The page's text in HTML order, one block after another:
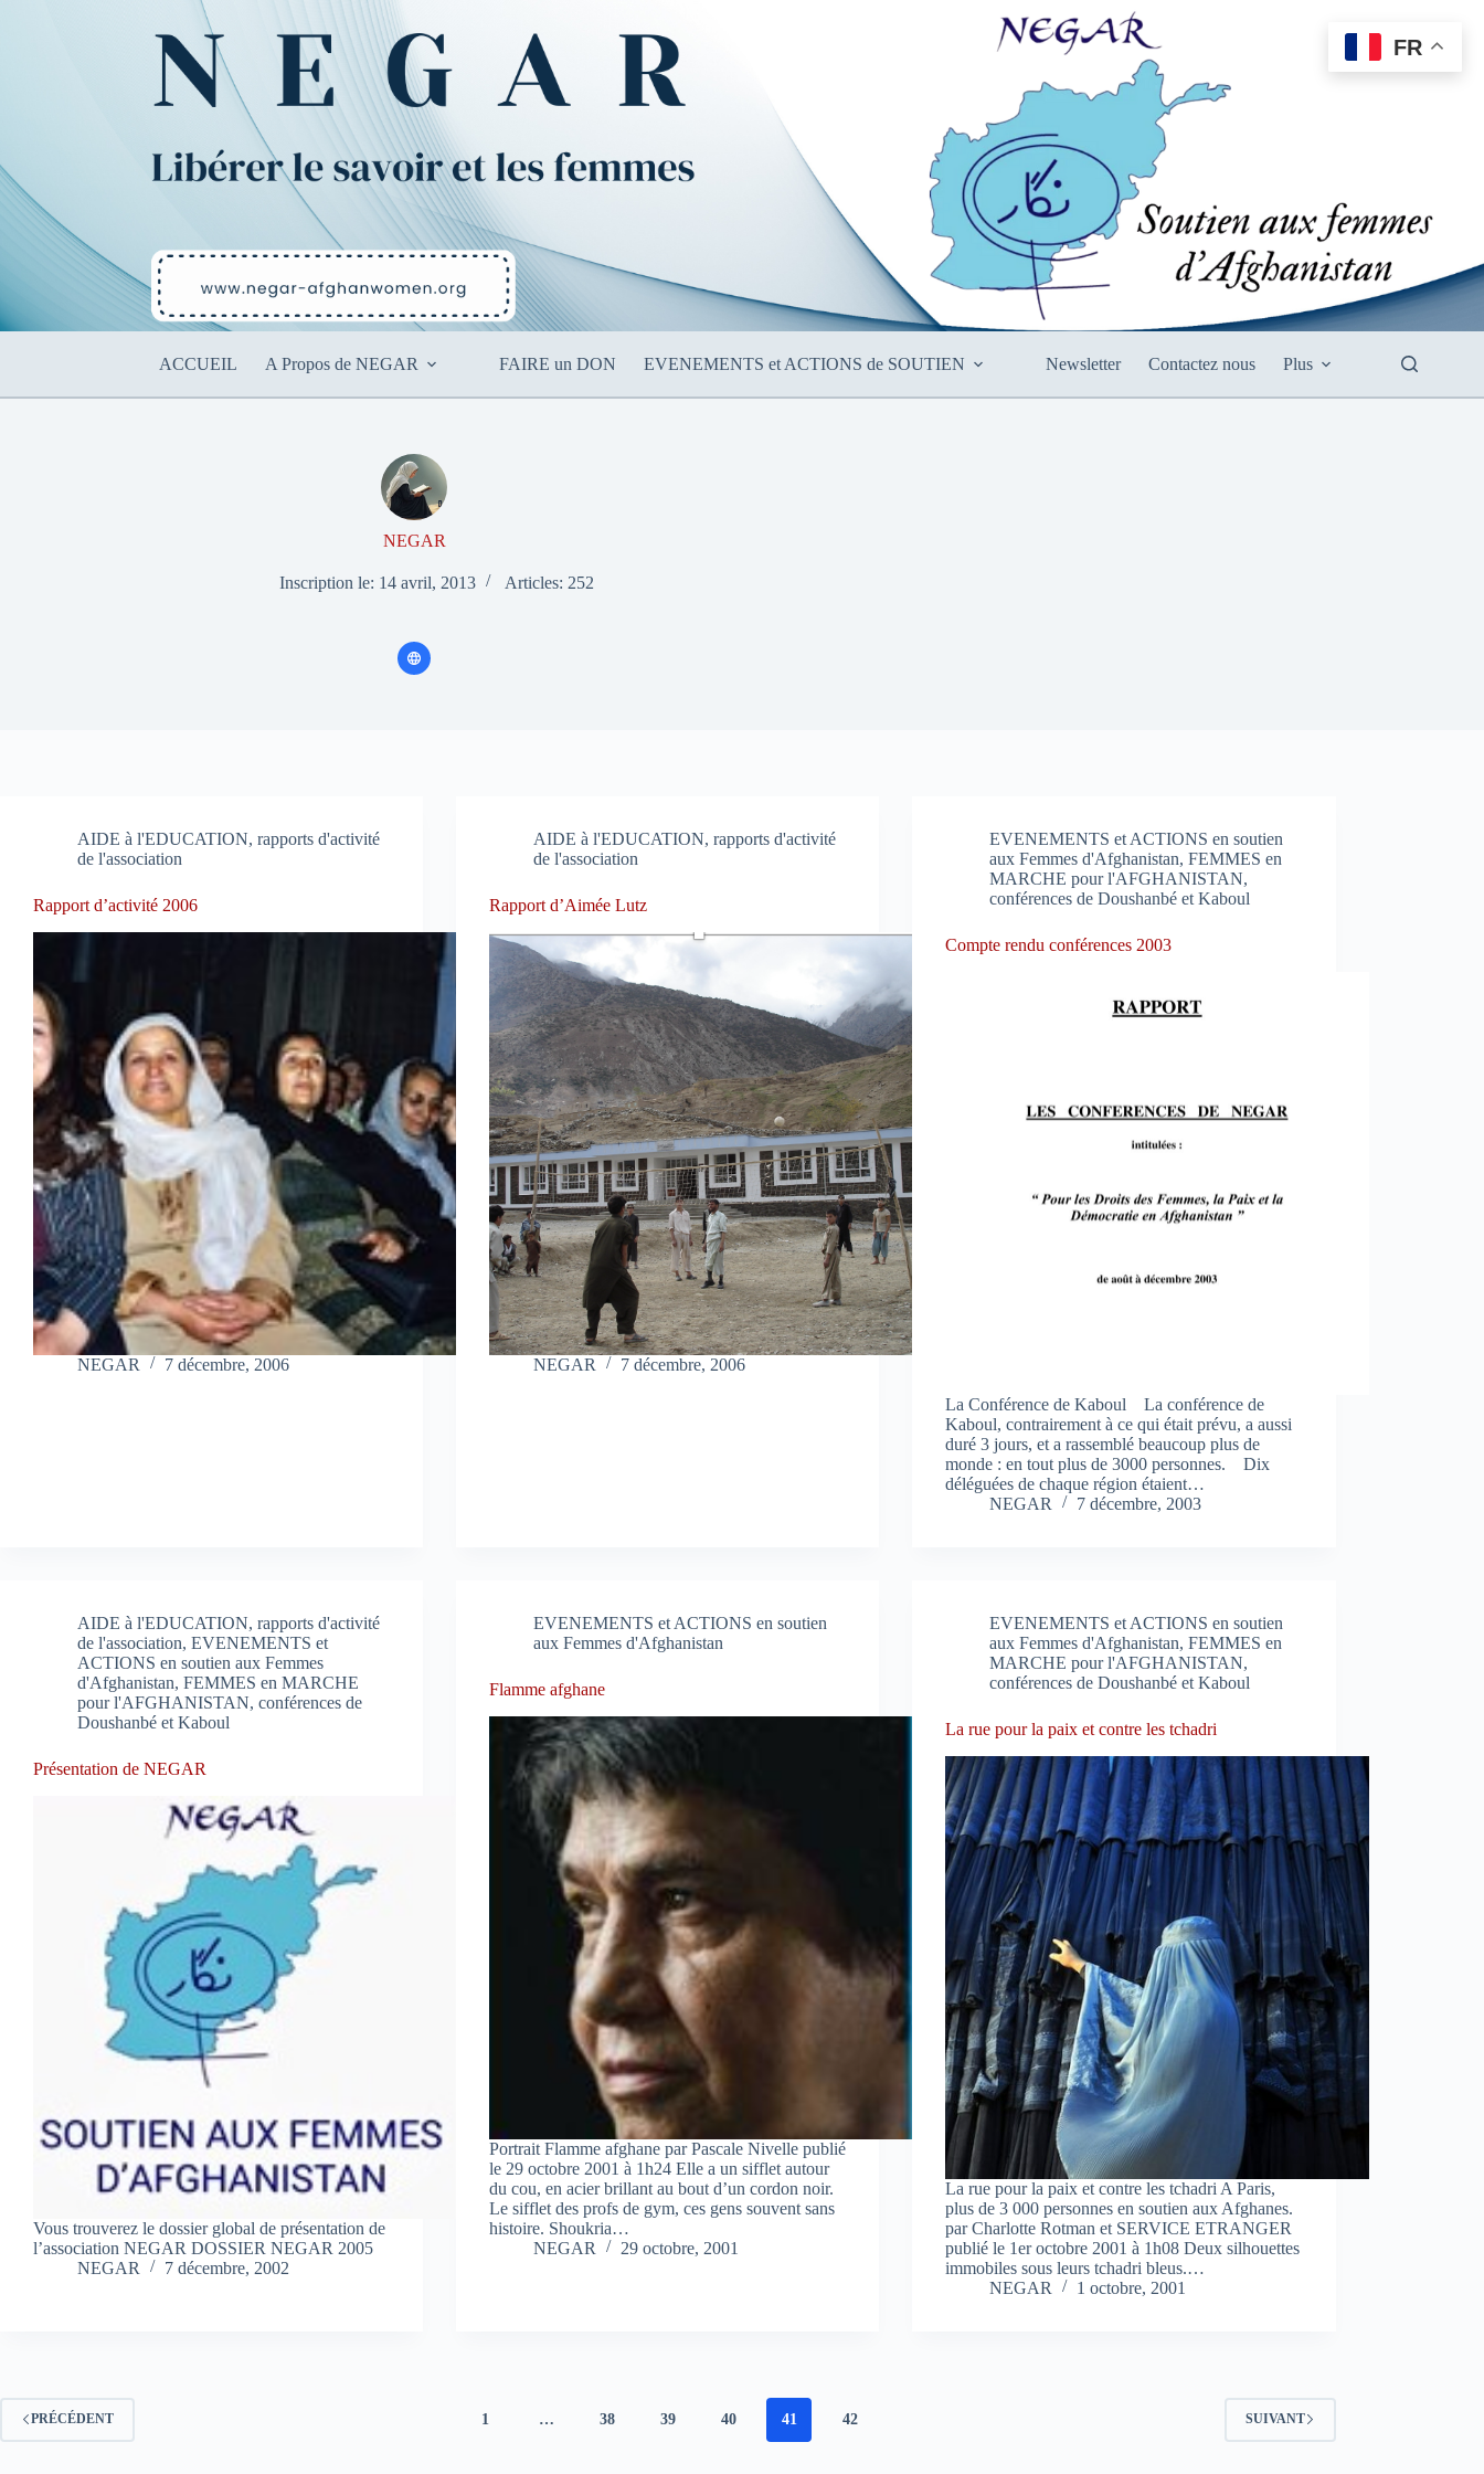
ACCUEIL A Propos de NEGAR FAIRE un DON EVENEMENTS et ACTIONS de SOUTIEN Newsletter Contactez nous Plus
NEGAR
Inscription le: 14 avril, 2013 Articles: 252
AIDE à l'EDUCATION, rapports d'activité
de l'association
Rapport d’activité 2006
NEGAR 7 décembre, 2006
AIDE à l'EDUCATION, rapports d'activité
de l'association
Rapport d’Aimée Lutz
NEGAR 7 décembre, 2006
EVENEMENTS et ACTIONS en soutien
aux Femmes d'Afghanistan,FEMMES en
MARCHE pour l'AFGHANISTAN,
conférences de Doushanbé et Kaboul
Compte rendu conférences 2003
La Conférence de Kaboul La conférence de
Kaboul, contrairement à ce qui était prévu, a aussi
duré 3 jours, et a rassemblé beaucoup plus de
monde : en tout plus de 3000 personnes. Dix
déléguées de chaque région étaient…
NEGAR
7 décembre, 2003
AIDE à l'EDUCATION, rapports d'activité
de l'association, EVENEMENTS et
ACTIONS en soutien aux Femmes
d'Afghanistan, FEMMES en MARCHE
pour l'AFGHANISTAN, conférences de
Doushanbé et Kaboul
Présentation de NEGAR
Vous trouverez le dossier global de présentation de
l’association NEGAR DOSSIER NEGAR 2005
NEGAR
7 décembre, 2002
EVENEMENTS et ACTIONS en soutien
aux Femmes d'Afghanistan
Flamme afghane
Portrait Flamme afghane par Pascale Nivelle publié
le 29 octobre 2001 à 1h24 Elle a un sifflet autour
du cou, en acier brillant au bout d’un cordon noir.
Le sifflet des profs de gym, ces gens souvent sans
histoire. Shoukria…
NEGAR
29 octobre, 2001
EVENEMENTS et ACTIONS en soutien
aux Femmes d'Afghanistan,FEMMES en
MARCHE pour l'AFGHANISTAN,
conférences de Doushanbé et Kaboul
La rue pour la paix et contre les tchadri
La rue pour la paix et contre les tchadri A Paris,
plus de 3 000 personnes en soutien aux Afghanes.
par Charlotte Rotman et SERVICE ETRANGER
publié le 1er octobre 2001 à 1h08 Deux silhouettes
immobiles sous leurs tchadri bleus.…
NEGAR
1 octobre, 2001
PRÉCÉDENT 1 … 38 39 40 41 42 SUIVANT
FR